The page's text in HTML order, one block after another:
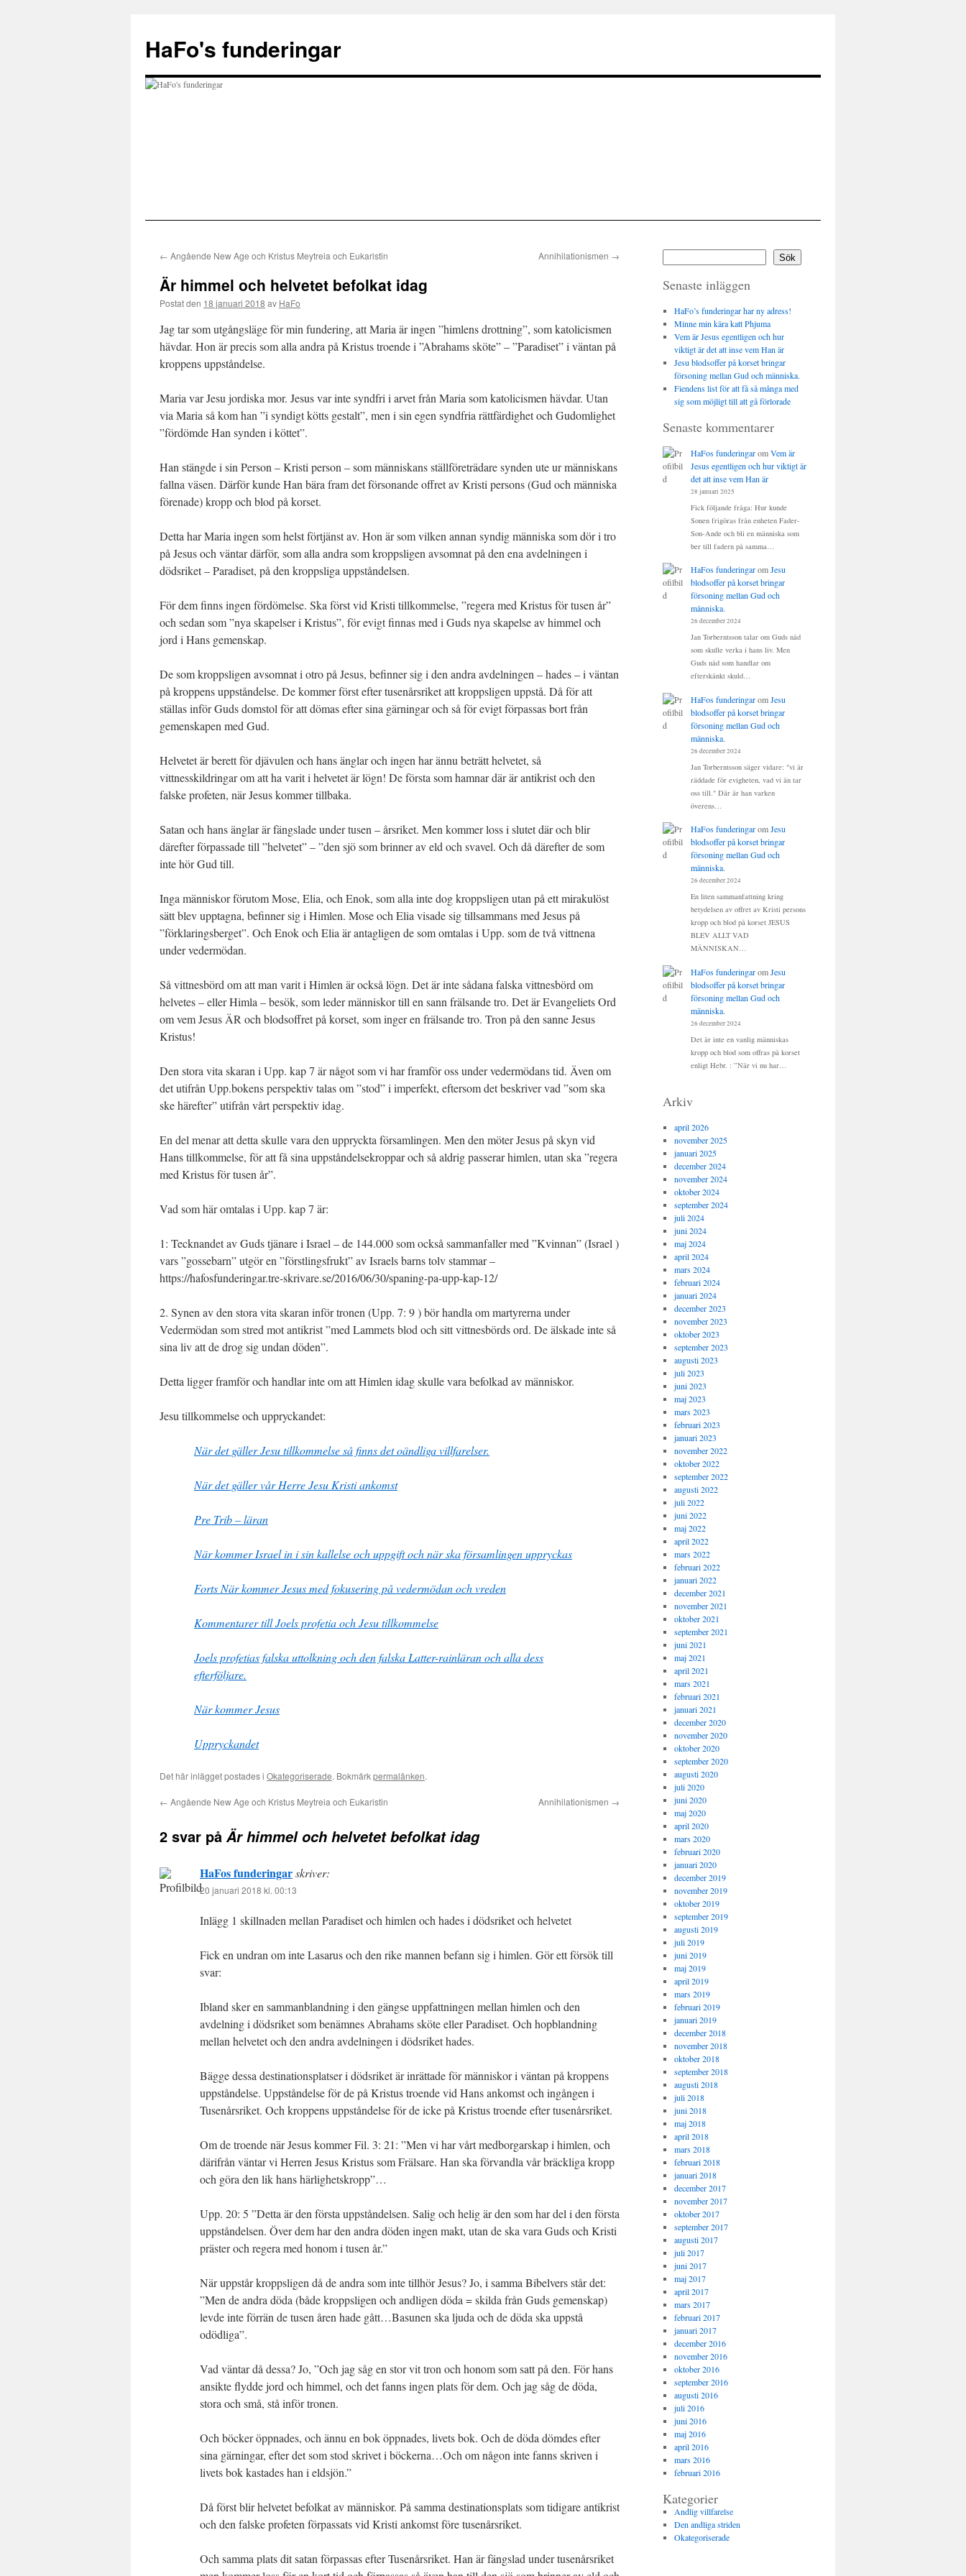
innehåll
HaFo's funderingar
← Angående New Age och Kristus Meytreia och Eukaristin Annihilationismen →
Är himmel och helvetet befolkat idag
Postat den 18 januari 2018 av HaFo
Jag tar som utgångsläge för min fundering, att Maria är ingen ”himlens drottning”, som katolicismen
hävdar. Hon är precis som alla andra på Kristus troende i ”Abrahams sköte” – ”Paradiset” i väntan på
kroppens uppståndelse.
Maria var Jesu jordiska mor. Jesus var inte syndfri i arvet från Maria som katolicismen hävdar. Utan
via Maria så kom han ”i syndigt kötts gestalt”, men i sin egen syndfria rättfärdighet och Gudomlighet
”fördömde Han synden i köttet”.
Han stängde i sin Person – Kristi person – som människans ställföreträdare synden ute ur människans
fallna väsen. Därför kunde Han bära fram det försonande offret av Kristi persons (Gud och människa
förenade) kropp och blod på korset.
Detta har Maria ingen som helst förtjänst av. Hon är som vilken annan syndig människa som dör i tro
på Jesus och väntar därför, som alla andra som kroppsligen avsomnat på den ena avdelningen i
dödsriket – Paradiset, på den kroppsliga uppståndelsen.
För dem finns ingen fördömelse. Ska först vid Kristi tillkommelse, ”regera med Kristus för tusen år”
och sedan som ”nya skapelser i Kristus”, för evigt finnas med i Guds nya skapelse av himmel och
jord i Hans gemenskap.
De som kroppsligen avsomnat i otro på Jesus, befinner sig i den andra avdelningen – hades – i väntan
på kroppens uppståndelse. De kommer först efter tusenårsriket att kroppsligen uppstå. Då för att
ställas inför Guds domstol för att dömas efter sina gärningar och så för evigt förpassas bort från
gemenskapen med Gud.
Helvetet är berett för djävulen och hans änglar och ingen har ännu beträtt helvetet, så
vittnesskildringar om att ha varit i helvetet är lögn! De första som hamnar där är antikrist och den
falske profeten, när Jesus kommer tillbaka.
Satan och hans änglar är fängslade under tusen – årsriket. Men kommer loss i slutet där och blir
därefter förpassade till ”helvetet” – ”den sjö som brinner av eld och svavel. Och då därefter de som
inte hör Gud till.
Inga människor förutom Mose, Elia, och Enok, som alla inte dog kroppsligen utan på ett mirakulöst
sätt blev upptagna, befinner sig i Himlen. Mose och Elia visade sig tillsammans med Jesus på
”förklaringsberget”. Och Enok och Elia är antagligen de som omtalas i Upp. som de två vittnena
under vedermödan.
Så vittnesbörd om att man varit i Himlen är också lögn. Det är inte sådana falska vittnesbörd om
helvetes – eller Himla – besök, som leder människor till en sann frälsande tro. Det är Evangeliets Ord
om vem Jesus ÄR och blodsoffret på korset, som inger en frälsande tro. Tron på den sanne Jesus
Kristus!
Den stora vita skaran i Upp. kap 7 är något som vi har framför oss under vedermödans tid. Även om
det utifrån Upp.bokens perspektiv talas om ”stod” i imperfekt, eftersom det beskriver vad ”som ska
ske härefter” utifrån vårt perspektiv idag.
En del menar att detta skulle vara den uppryckta församlingen. Men den möter Jesus på skyn vid
Hans tillkommelse, för att få sina uppståndelsekroppar och så aldrig passerar himlen, utan ska ”regera
med Kristus för tusen år”.
Vad som här omtalas i Upp. kap 7 är:
1: Tecknandet av Guds tjänare i Israel – de 144.000 som också sammanfaller med ”Kvinnan” (Israel )
vars ”gossebarn” utgör en ”förstlingsfrukt” av Israels barns tolv stammar –
https://hafosfunderingar.tre-skrivare.se/2016/06/30/spaning-pa-upp-kap-12/
2. Synen av den stora vita skaran inför tronen (Upp. 7: 9 ) bör handla om martyrerna under
Vedermödan som stred mot antikrist ”med Lammets blod och sitt vittnesbörds ord. De älskade inte så
sina liv att de drog sig undan döden”.
Detta ligger framför och handlar inte om att Himlen idag skulle vara befolkad av människor.
Jesu tillkommelse och uppryckandet:
När det gäller Jesu tillkommelse så finns det oändliga villfarelser.
När det gäller vår Herre Jesu Kristi ankomst
Pre Trib – läran
När kommer Israel in i sin kallelse och uppgift och när ska församlingen uppryckas
Forts När kommer Jesus med fokusering på vedermödan och vreden
Kommentarer till Joels profetia och Jesu tillkommelse
Joels profetias falska uttolkning och den falska Latter-rainläran och alla dess
efterföljare.
När kommer Jesus
Uppryckandet
Det här inlägget postades i Okategoriserade. Bokmärkpermalänken.
← Angående New Age och Kristus Meytreia och Eukaristin Annihilationismen →
2 svar på Är himmel och helvetet befolkat idag
HaFos funderingarskriver:
20 januari 2018 kl. 00:13
Inlägg 1 skillnaden mellan Paradiset och himlen och hades i dödsriket och helvetet
Fick en undran om inte Lasarus och den rike mannen befann sig i himlen. Gör ett försök till
svar:
Ibland sker en sammanblandning i den gängse uppfattningen mellan himlen och den
avdelning i dödsriket som benämnes Abrahams sköte eller Paradiset. Och hopblandning
mellan helvetet och den andra avdelningen i dödsriket hades.
Bägge dessa destinationsplatser i dödsriket är inrättade för människor i väntan på kroppens
uppståndelse. Uppståndelse för de på Kristus troende vid Hans ankomst och ingången i
Tusenårsriket. Och kroppens uppståndelse för de icke på Kristus troende efter tusenårsriket.
Om de troende när Jesus kommer Fil. 3: 21: ”Men vi har vårt medborgarskap i himlen, och
därifrån väntar vi Herren Jesus Kristus som Frälsare. Han ska förvandla vår bräckliga kropp
och göra den lik hans härlighetskropp”…
Upp. 20: 5 ”Detta är den första uppståndelsen. Salig och helig är den som har del i den första
uppståndelsen. Över dem har den andra döden ingen makt, utan de ska vara Guds och Kristi
präster och regera med honom i tusen år.”
När uppstår kroppsligen då de andra som inte tillhör Jesus? Jo, i samma Bibelvers står det:
”Men de andra döda (både kroppsligen och andligen döda = skilda från Guds gemenskap)
levde inte förrän de tusen åren hade gått…Basunen ska ljuda och de döda ska uppstå
odödliga”.
Vad väntar då dessa? Jo, ”Och jag såg en stor vit tron och honom som satt på den. För hans
ansikte flydde jord och himmel, och det fanns ingen plats för dem. Och jag såg de döda,
stora och små, stå inför tronen.
Och böcker öppnades, och ännu en bok öppnades, livets bok. Och de döda dömdes efter
sina gärningar, efter det som stod skrivet i böckerna…Och om någon inte fanns skriven i
livets bok kastades han i eldsjön.”
Då först blir helvetet befolkat av människor. På samma destinationsplats som tidigare antikrist
och den falske profeten förpassats vid Kristi ankomst före tusenårsriket.
Och samma plats dit satan förpassas efter Tusenårsriket. Han är fängslad under tusenårsriket
Sök
Senaste inläggen
HaFo’s funderingar har ny adress!
Minne min kära katt Phjuma
Vem är Jesus egentligen och hur
viktigt är det att inse vem Han är
Jesu blodsoffer på korset bringar
försoning mellan Gud och människa.
Fiendens list för att få så många med
sig som möjligt till att gå förlorade
Senaste kommentarer
HaFos funderingaromVem är
Jesus egentligen och hur viktigt är
det att inse vem Han är
28 januari 2025
Fick följande fråga: Hur kunde
Sonen frigöras från enheten Fader-
Son-Ande och bli en människa som
ber till fadern på samma…
HaFos funderingaromJesu
blodsoffer på korset bringar
försoning mellan Gud och
människa.
26 december 2024
Jan Torberntsson talar om Guds nåd
som skulle verka i hans liv. Men
Guds nåd som handlar om
efterskänkt skuld…
HaFos funderingaromJesu
blodsoffer på korset bringar
försoning mellan Gud och
människa.
26 december 2024
Jan Torberntsson säger vidare: "vi är
räddade för evigheten, vad vi än tar
oss till." Där är han varken
överens…
HaFos funderingaromJesu
blodsoffer på korset bringar
försoning mellan Gud och
människa.
26 december 2024
En liten sammanfattning kring
betydelsen av offret av Kristi persons
kropp och blod på korset JESUS
BLEV ALLT VAD
MÄNNISKAN…
HaFos funderingaromJesu
blodsoffer på korset bringar
försoning mellan Gud och
människa.
26 december 2024
Det är inte en vanlig människas
kropp och blod som offras på korset
enligt Hebr. : ”När vi nu har…
Arkiv
april 2026
november 2025
januari 2025
december 2024
november 2024
oktober 2024
september 2024
juli 2024
juni 2024
maj 2024
april 2024
mars 2024
februari 2024
januari 2024
december 2023
november 2023
oktober 2023
september 2023
augusti 2023
juli 2023
juni 2023
maj 2023
mars 2023
februari 2023
januari 2023
november 2022
oktober 2022
september 2022
augusti 2022
juli 2022
juni 2022
maj 2022
april 2022
mars 2022
februari 2022
januari 2022
december 2021
november 2021
oktober 2021
september 2021
juni 2021
maj 2021
april 2021
mars 2021
februari 2021
januari 2021
december 2020
november 2020
oktober 2020
september 2020
augusti 2020
juli 2020
juni 2020
maj 2020
april 2020
mars 2020
februari 2020
januari 2020
december 2019
november 2019
oktober 2019
september 2019
augusti 2019
juli 2019
juni 2019
maj 2019
april 2019
mars 2019
februari 2019
januari 2019
december 2018
november 2018
oktober 2018
september 2018
augusti 2018
juli 2018
juni 2018
maj 2018
april 2018
mars 2018
februari 2018
januari 2018
december 2017
november 2017
oktober 2017
september 2017
augusti 2017
juli 2017
juni 2017
maj 2017
april 2017
mars 2017
februari 2017
januari 2017
december 2016
november 2016
oktober 2016
september 2016
augusti 2016
juli 2016
juni 2016
maj 2016
april 2016
mars 2016
februari 2016
Kategorier
Andlig villfarelse
Den andliga striden
Okategoriserade